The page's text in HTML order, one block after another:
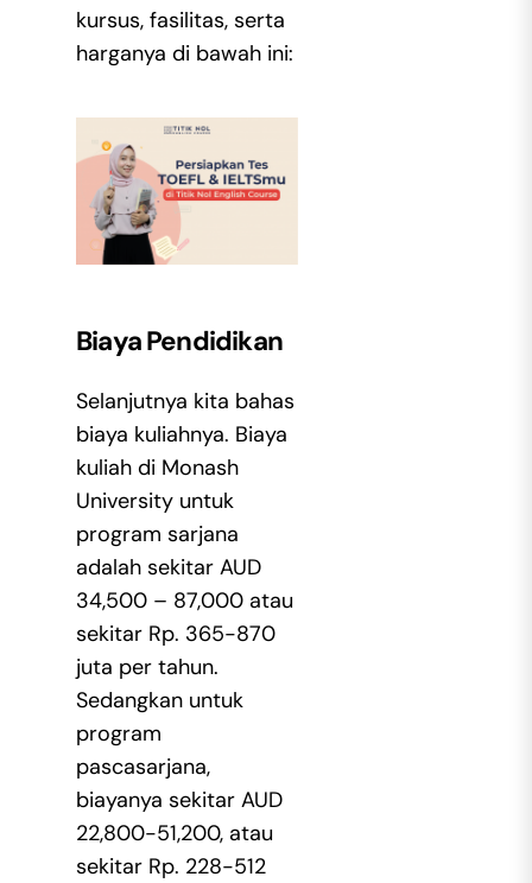
kursus, fasilitas, serta
harganya di bawah ini:
Biaya Pendidikan
Selanjutnya kita bahas
biaya kuliahnya. Biaya
kuliah di Monash
University untuk
program sarjana
adalah sekitar AUD
34,500 – 87,000 atau
sekitar Rp. 365-870
juta per tahun.
Sedangkan untuk
program
pascasarjana,
biayanya sekitar AUD
22,800-51,200, atau
sekitar Rp. 228-512